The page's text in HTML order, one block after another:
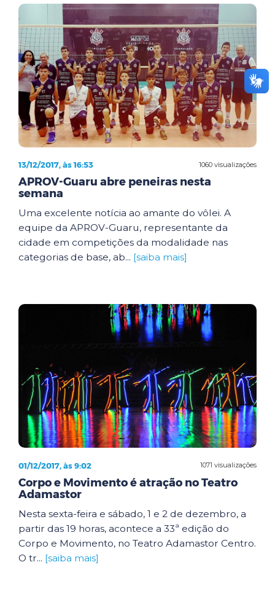
1060 visualizações
13/12/2017, às 16:53
APROV-Guaru abre peneiras nesta
semana
Uma excelente notícia ao amante do vôlei. A
equipe da APROV-Guaru, representante da
cidade em competições da modalidade nas
categorias de base, ab... [saiba mais]
1071 visualizações
01/12/2017, às 9:02
Corpo e Movimento é atração no Teatro
Adamastor
Nesta sexta-feira e sábado, 1 e 2 de dezembro, a
partir das 19 horas, acontece a 33ª edição do
Corpo e Movimento, no Teatro Adamastor Centro.
O tr... [saiba mais]